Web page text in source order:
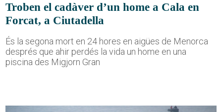
Troben el cadàver d’un home a Cala en
Forcat, a Ciutadella
És la segona mort en 24 hores en aigües de Menorca
després que ahir perdés la vida un home en una
piscina des Migjorn Gran